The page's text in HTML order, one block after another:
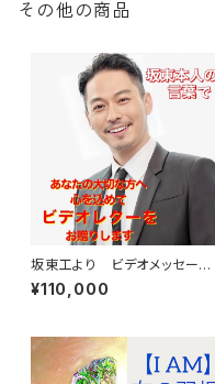
その他の商品
坂東工より ビデオメッセー
ジ 坂東本人の言葉でお贈りし
ます（1分ほど）
¥110,000